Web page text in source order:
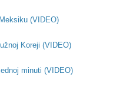
(VIDEO)
Koreji (VIDEO)
minuti (VIDEO)